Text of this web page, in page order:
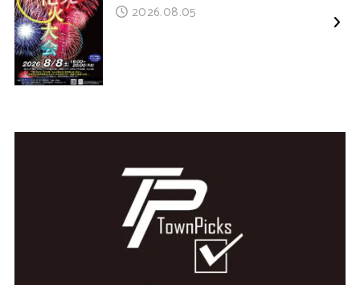
2026.08.05